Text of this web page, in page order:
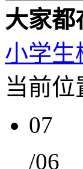
大家都
小学生
当前位
07
/06